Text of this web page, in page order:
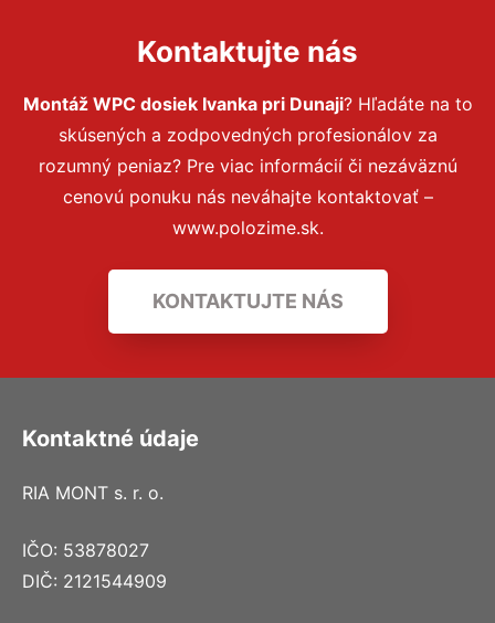
Kontaktujte nás
Montáž WPC dosiek Ivanka pri Dunaji? Hľadáte na to
skúsených a zodpovedných profesionálov za
rozumný peniaz? Pre viac informácií či nezáväznú
cenovú ponuku nás neváhajte kontaktovať –
www.polozime.sk.
KONTAKTUJTE NÁS
Kontaktné údaje
RIA MONT s. r. o.
IČO: 53878027
DIČ: 2121544909